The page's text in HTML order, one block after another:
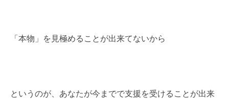
「本物」を見極めることが出来てないから
というのが、あなたが今までで支援を受けることが出来